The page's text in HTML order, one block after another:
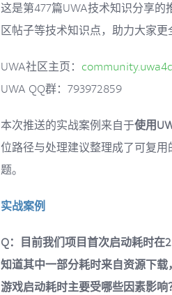
这是第477篇UWA技术知识分享
区帖子等技术知识点，助力大家
UWA社区主页：
UWA QQ群：793972859
本次推送的实战案例来自于使用
位路径与处理建议整理成了可复
题。
实战案例
Q：目前我们项目首次启动耗时
知道其中一部分耗时来自资源下
游戏启动耗时主要受哪些因素影